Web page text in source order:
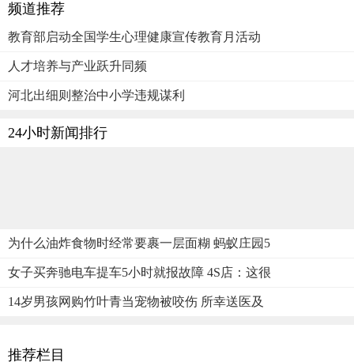
频道推荐
教育部启动全国学生心理健康宣传教育月活动
人才培养与产业跃升同频
河北出细则整治中小学违规谋利
24小时新闻排行
为什么油炸食物时经常要裹一层面糊 蚂蚁庄园5
女子买奔驰电车提车5小时就报故障 4S店：这很
14岁男孩网购竹叶青当宠物被咬伤 所幸送医及
推荐栏目